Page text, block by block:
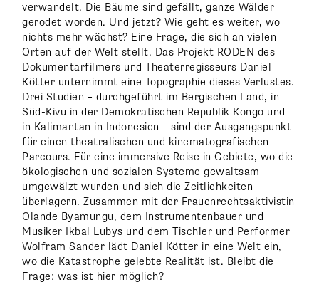
verwandelt. Die Bäume sind gefällt, ganze Wälder
gerodet worden. Und jetzt? Wie geht es weiter, wo
nichts mehr wächst? Eine Frage, die sich an vielen
Orten auf der Welt stellt. Das Projekt RODEN des
Dokumentarfilmers und Theaterregisseurs Daniel
Kötter unternimmt eine Topographie dieses Verlustes.
Drei Studien – durchgeführt im Bergischen Land, in
Süd-Kivu in der Demokratischen Republik Kongo und
in Kalimantan in Indonesien – sind der Ausgangspunkt
für einen theatralischen und kinematografischen
Parcours. Für eine immersive Reise in Gebiete, wo die
ökologischen und sozialen Systeme gewaltsam
umgewälzt wurden und sich die Zeitlichkeiten
überlagern. Zusammen mit der Frauenrechtsaktivistin
Olande Byamungu, dem Instrumentenbauer und
Musiker Ikbal Lubys und dem Tischler und Performer
Wolfram Sander lädt Daniel Kötter in eine Welt ein,
wo die Katastrophe gelebte Realität ist. Bleibt die
Frage: was ist hier möglich?